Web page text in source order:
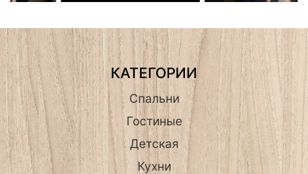
КАТЕГОРИИ
Спальни
Гостиные
Детская
Кухни